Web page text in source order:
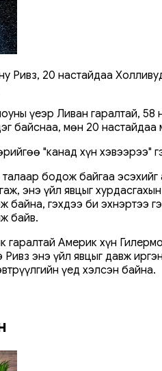
Ривз, 20 настайдаа
үеэр Ливан гаралтай,
байснаа, мөн 20
"канад хүн хэвээрээ"
бодож байгаа
энэ үйл явцыг
гэхдээ би эхнэртээ
байв.
гаралтай Америк хүн
Ривз энэ үйл явцыг давж
үед хэлсэн байна.